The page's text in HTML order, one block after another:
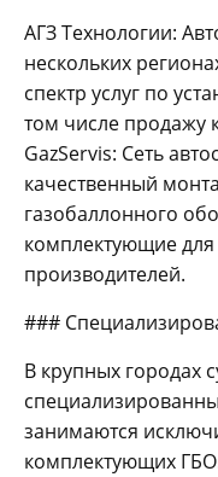
АГЗ Технологии:
нескольких
спектр услуг по
том числе продажу
GazServis: Сеть
качественный
газобаллонного
комплектующие
производителей.
###
В крупных городах
занимаются
комплектующих